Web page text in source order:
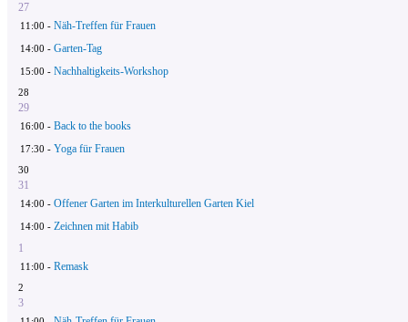
27
11:00 - Näh-Treffen für Frauen
14:00 - Garten-Tag
15:00 - Nachhaltigkeits-Workshop
28
29
16:00 - Back to the books
17:30 - Yoga für Frauen
30
31
14:00 - Offener Garten im Interkulturellen Garten Kiel
14:00 - Zeichnen mit Habib
1
11:00 - Remask
2
3